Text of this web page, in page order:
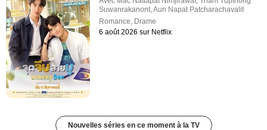
Suwanrakanont,Aun Napat Patcharachavalit
Romance, Drame
6 août 2026 sur Netflix
Nouvelles séries en ce moment à la TV